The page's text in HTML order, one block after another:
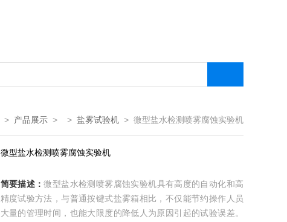
> 产品展示 > > 盐雾试验机 > 微型盐水检测喷雾腐蚀实验机
微型盐水检测喷雾腐蚀实验机
简要描述：微型盐水检测喷雾腐蚀实验机具有高度的自动化和高
精度试验方法，与普通按键式盐雾箱相比，不仅能节约操作人员
大量的管理时间，也能大限度的降低人为原因引起的试验误差。